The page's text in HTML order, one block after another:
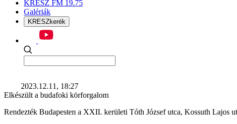
KRESZ FM 19.75
Galériák
KRESZkerék
2023.12.11, 18:27
Elkészült a budafoki körforgalom
Rendezték Budapesten a XXII. kerületi Tóth József utca, Kossuth Lajos